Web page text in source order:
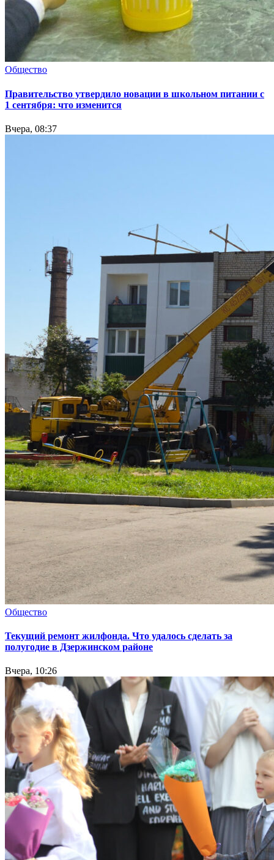
Общество
Правительство утвердило новации в школьном питании с
1 сентября: что изменится
Вчера, 08:37
Общество
Текущий ремонт жилфонда. Что удалось сделать за
полугодие в Дзержинском районе
Вчера, 10:26